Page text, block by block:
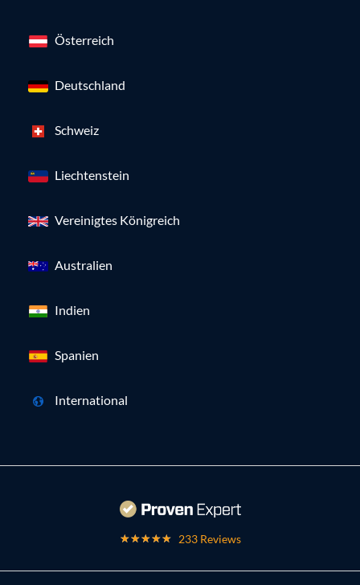
Österreich
Deutschland
Schweiz
Liechtenstein
Vereinigtes Königreich
Australien
Indien
Spanien
International
233 Reviews